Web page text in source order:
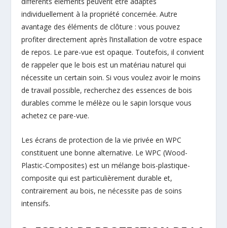
individuellement à la propriété concernée. Autre
avantage des éléments de clôture : vous pouvez
profiter directement après l’installation de votre espace
de repos. Le pare-vue est opaque. Toutefois, il convient
de rappeler que le bois est un matériau naturel qui
nécessite un certain soin. Si vous voulez avoir le moins
de travail possible, recherchez des essences de bois
durables comme le mélèze ou le sapin lorsque vous
achetez ce pare-vue.
Les écrans de protection de la vie privée en WPC
constituent une bonne alternative. Le WPC (Wood-
Plastic-Composites) est un mélange bois-plastique-
composite qui est particulièrement durable et,
contrairement au bois, ne nécessite pas de soins
intensifs.